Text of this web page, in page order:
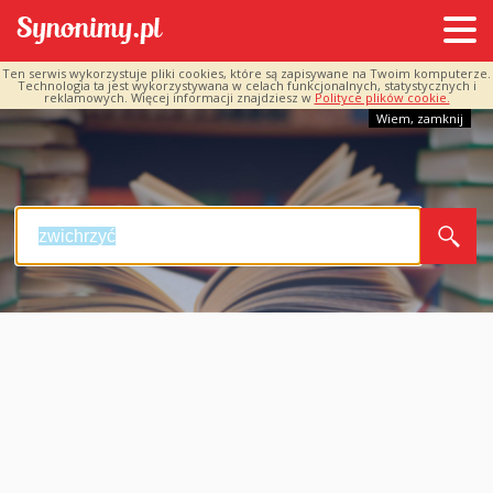
Ten serwis wykorzystuje pliki cookies, które są zapisywane na Twoim komputerze.
Technologia ta jest wykorzystywana w celach funkcjonalnych, statystycznych i
reklamowych. Więcej informacji znajdziesz w Polityce plików cookie.
Wiem, zamknij